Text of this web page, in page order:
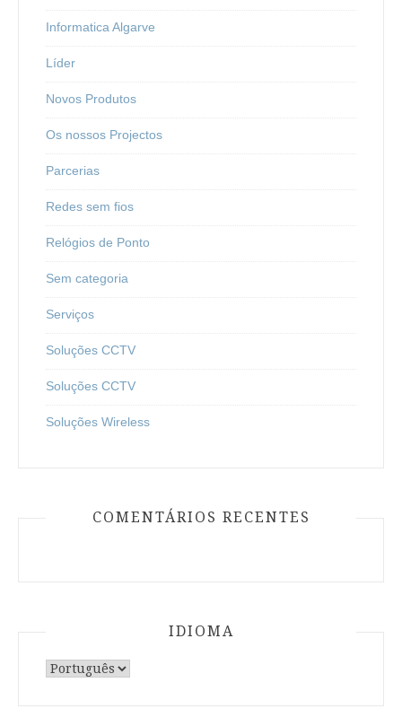
Informatica Algarve
Líder
Novos Produtos
Os nossos Projectos
Parcerias
Redes sem fios
Relógios de Ponto
Sem categoria
Serviços
Soluções CCTV
Soluções CCTV
Soluções Wireless
COMENTÁRIOS RECENTES
IDIOMA
Escolha